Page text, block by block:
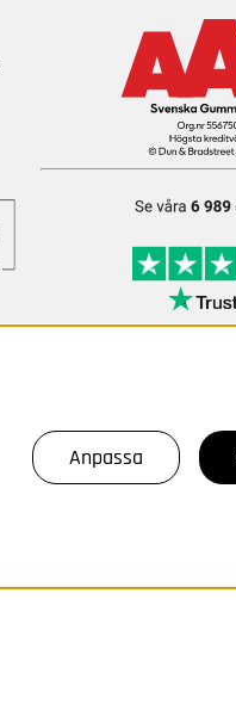
Anpassa